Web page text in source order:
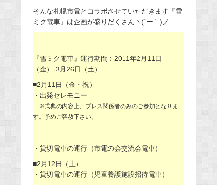
そんな札幌市電とコラボさせていただきます『雪
ミク電車』は企画が盛りだくさんヽ(´ー｀)ノ
『雪ミク電車』運行期間：2011年2月11日
（金）-3月26日（土）
■2月11日（金・祝）
・出発セレモニー
※式典の内容上、プレス関係者のみのご参加となりま
す。予めご容赦下さい。
・貸切電車の運行（市電の会交流会電車）
■2月12日（土）
・貸切電車の運行（児童養護施設招待電車）